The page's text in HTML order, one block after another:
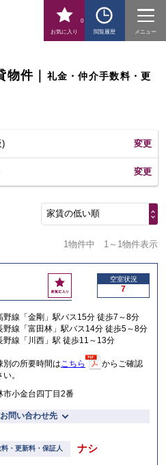
お気に入り
0
閲覧履歴
メニュー
物件
礼金・仲介手数料・更
) 変更
変更
家賃の低い順
1物件中 1～1物件表示
お
気
入
り
空室状況
7
野線「金剛」駅バス15分 徒歩7～8分
野線「富田林」駅バス14分 徒歩5～8分
野線「川西」駅 徒歩11～13分
の所要時間はこちら
からご確認
。
市小金台四丁目2番
問い合わせ先
・更新料・保証人 ナシ